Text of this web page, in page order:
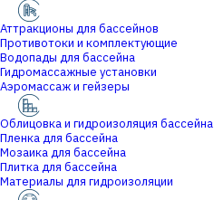
Аттракционы для бассейнов
Противотоки и комплектующие
Водопады для бассейна
Гидромассажные установки
Аэромассаж и гейзеры
Облицовка и гидроизоляция бассейна
Пленка для бассейна
Мозаика для бассейна
Плитка для бассейна
Материалы для гидроизоляции